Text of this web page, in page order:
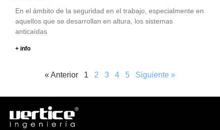
En el ámbito de la seguridad en el trabajo, especialmente en
aquellos que se desarrollan en altura, los sistemas
anticaídas
+ info
« Anterior 1 2 3 4 5 Siguiente »